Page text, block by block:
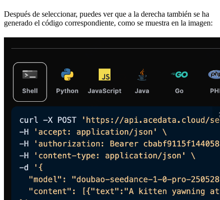
Después de seleccionar, puedes ver que a la derecha también se ha
generado el código correspondiente, como se muestra en la imagen: